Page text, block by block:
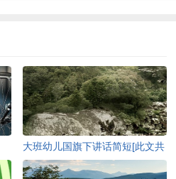
大班幼儿国旗下讲话简短[此文共
2132字]